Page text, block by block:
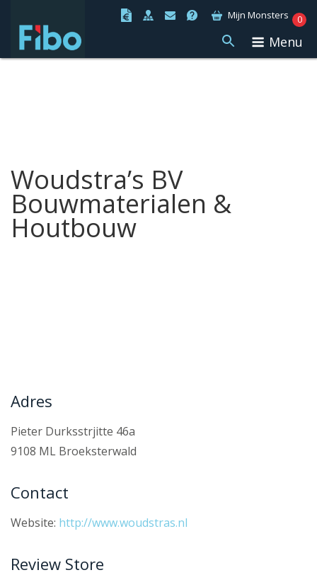
naar
Mijn Monsters 0
Menu
Woudstra’s BV
Bouwmaterialen &
Houtbouw
Adres
Pieter Durksstrjitte 46a
9108 ML Broeksterwald
Contact
Website: http://www.woudstras.nl
Review Store